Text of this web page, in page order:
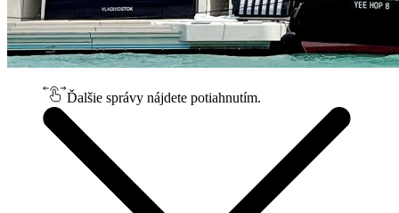
Ďalšie správy nájdete potiahnutím.